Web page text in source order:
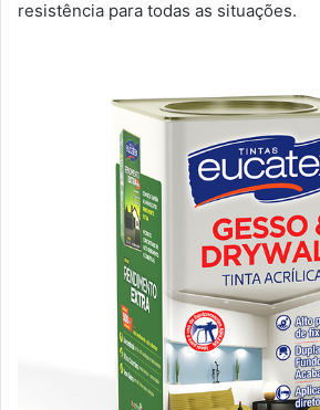
resistência para todas as situações.